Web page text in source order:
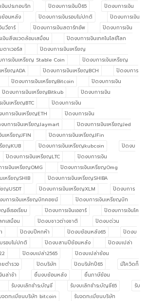
นประกอบริก ปิดงบการเงินปี65
ปิดงบการเงิน
ย้อนหลัง ปิดงบการเงินรอบไม่ปกติ
ปิดงบการเงิน
วีอาร์ ปิดงบการเงินสตาร์ทอัพ
ปิดงบการเงิน
งินสิ่งแวดล้อมเสมือน
ปิดงบการเงินเทคโนโลยีโลก
ตาเวอร์ส
ปิดงบการเงินเหรียญ
ารเงินเหรียญ Stable Coin
ปิดงบการเงินเหรียญ
หรียญADA ปิดงบการเงินเหรียญBCH
ปิดงบการ
ปิดงบการเงินเหรียญBitcoin
ปิดงบการเงิน
ปิดงบการเงินเหรียญBitkub
ปิดงบการเงิน
งินเหรียญBTC
ปิดงบการเงิน
การเงินเหรียญETH
ปิดงบการเงิน
บการเงินเหรียญJaymart
ปิดงบการเงินเหรียญJed
นเหรียญJFIN
ปิดงบการเงินเหรียญJFin
ยญKUB ปิดงบการเงินเหรียญkubcoin
ปิดงบ
ปิดงบการเงินเหรียญLTC
ปิดงบการเงิน
รเงินเหรียญOMG
ปิดงบการเงินเหรียญOmg
เหรียญSHIB
ปิดงบการเงินเหรียญSHIBA
ญUSDT ปิดงบการเงินเหรียญXLM
ปิดงบการ
บการเงินเหรียญบิทคอยน์
ปิดงบการเงินเหรียญบิท
อีเธอเรียม ปิดงบการเงินเออาร์
ปิดงบการเงินโค
กเสมือน ปิดงบชาวต่างชาติ
ปิดงบด่วน
ปิดงบปีหกห้า ปิดงบย้อนหลัง65
ปิดงบ
รอบไม่ปกติ ปิดงบสามปีย้อนหลัง
ปิดงบเปล่า
ปิดงบเปล่า2565
ปิดงบเปล่าย้อน
ตำรวจ ปิดบริษัท ปิดบริษัทปี65
มีโควิดก็
นล่าช้า ยื่นงบย้อนหลัง
ยื่นภาษีย้อน
รับงบเลิกชำระบัญชี รับงบเลิกชำระบัญชี65
รับ
จดทะเบียนบริษัท bitcoin
รับจดทะเบียนบริษัท